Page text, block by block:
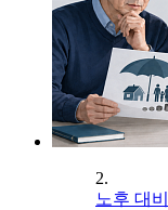
2.
노후 대